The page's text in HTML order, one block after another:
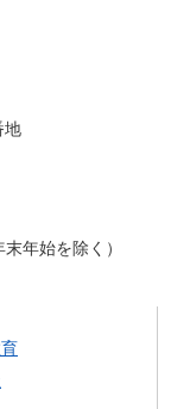
地
年始を除く）